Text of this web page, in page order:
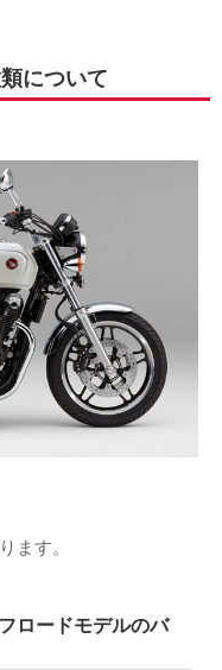
について
ます。
ロードモデルのバ